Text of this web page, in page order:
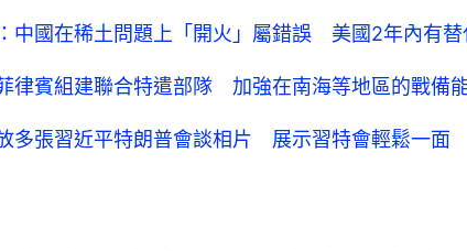
中國在稀土問題上「開火」屬錯誤 美國2年內有替
律賓組建聯合特遣部隊 加強在南海等地區的戰備
多張習近平特朗普會談相片 展示習特會輕鬆一面